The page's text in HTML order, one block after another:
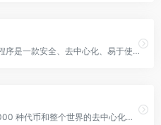
SafePal 加密货币钱包应用程序是一款安全、去中心化、易于使用且免费的应用程序，可轻松管理超过 10,000 种加密货币
Coinbase 钱包支持超过 4,000 种代币和整个世界的去中心化应用程序